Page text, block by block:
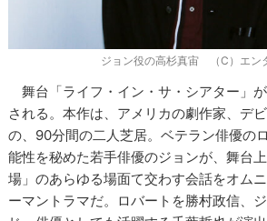
ジョン役の高杉真宙 （C）エン
舞台「ライフ・イン・サ・シアター」
される。本作は、アメリカの劇作家、デ
の、90分間の二人芝居。ベテラン俳優の
能性を秘めた若手俳優のジョンが、舞台
場」のあらゆる場面て交わす会話をオム
ーマントラマだ。ロバートを勝村政信、